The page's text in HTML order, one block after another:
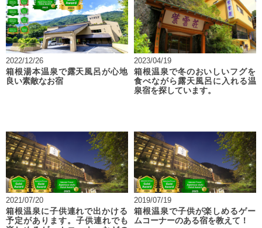
2022/12/26
箱根湯本温泉で露天風呂が心地
良い素敵なお宿
2023/04/19
箱根温泉で冬のおいしいフグを
食べながら露天風呂に入れる温
泉宿を探しています。
2021/07/20
箱根温泉に子供連れで出かける
予定があります。子供連れでも
2019/07/19
箱根温泉で子供が楽しめるゲー
ムコーナーのある宿を教えて！